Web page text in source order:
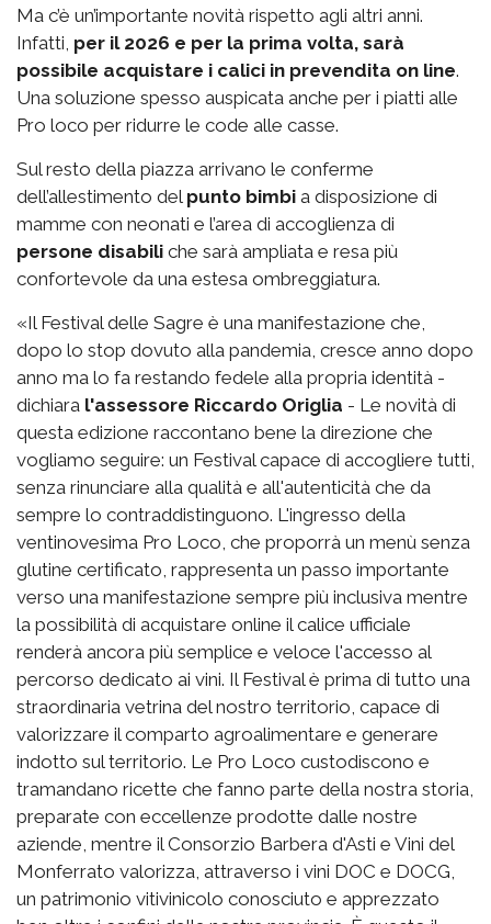
Ma c’è un’importante novità rispetto agli altri anni.
Infatti, per il 2026 e per la prima volta, sarà
possibile acquistare i calici in prevendita on line.
Una soluzione spesso auspicata anche per i piatti alle
Pro loco per ridurre le code alle casse.
Sul resto della piazza arrivano le conferme
dell’allestimento del punto bimbi a disposizione di
mamme con neonati e l’area di accoglienza di
persone disabili che sarà ampliata e resa più
confortevole da una estesa ombreggiatura.
«Il Festival delle Sagre è una manifestazione che,
dopo lo stop dovuto alla pandemia, cresce anno dopo
anno ma lo fa restando fedele alla propria identità -
dichiara l'assessore Riccardo Origlia - Le novità di
questa edizione raccontano bene la direzione che
vogliamo seguire: un Festival capace di accogliere tutti,
senza rinunciare alla qualità e all'autenticità che da
sempre lo contraddistinguono. L'ingresso della
ventinovesima Pro Loco, che proporrà un menù senza
glutine certificato, rappresenta un passo importante
verso una manifestazione sempre più inclusiva mentre
la possibilità di acquistare online il calice ufficiale
renderà ancora più semplice e veloce l'accesso al
percorso dedicato ai vini. Il Festival è prima di tutto una
straordinaria vetrina del nostro territorio, capace di
valorizzare il comparto agroalimentare e generare
indotto sul territorio. Le Pro Loco custodiscono e
tramandano ricette che fanno parte della nostra storia,
preparate con eccellenze prodotte dalle nostre
aziende, mentre il Consorzio Barbera d'Asti e Vini del
Monferrato valorizza, attraverso i vini DOC e DOCG,
un patrimonio vitivinicolo conosciuto e apprezzato